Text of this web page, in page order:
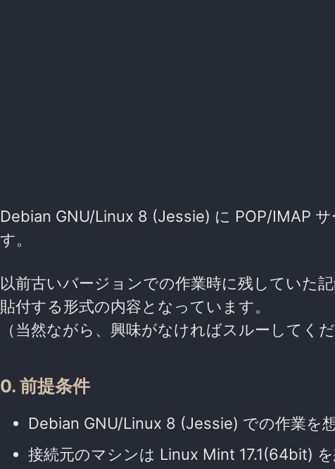
Debian GNU/Linux 8 (Jessie) に POP/IMAP
す。
以前古いバージョンでの作業時に残していた
貼付する形式の内容となっています。
（当然ながら、興味がなければスルーしてくだ
0. 前提条件
Debian GNU/Linux 8 (Jessie) での作業を想
接続元のマシンは Linux Mint 17.1(64bit) を